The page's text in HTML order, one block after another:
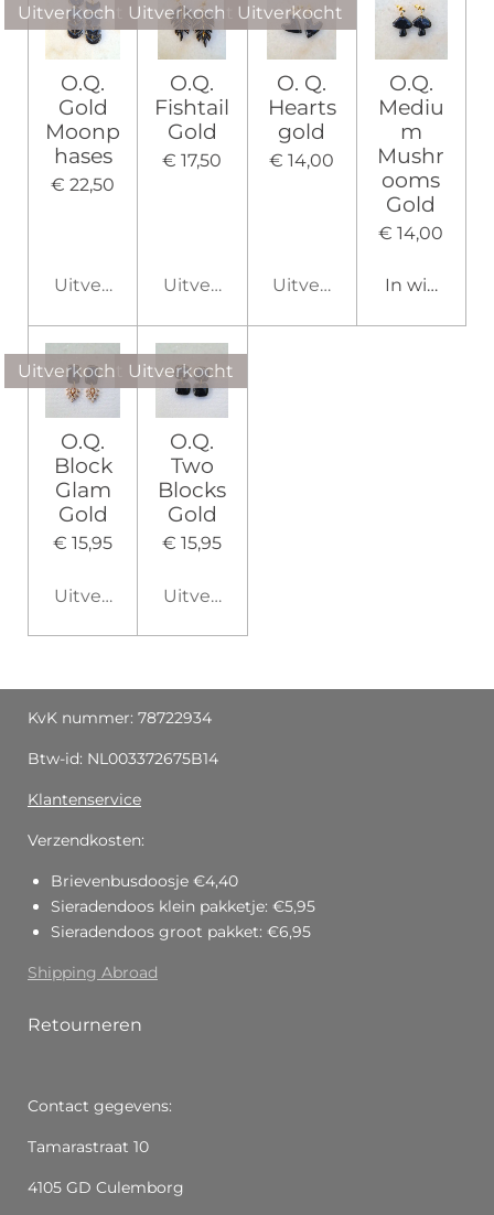
Uitverkocht
O.Q.
Gold
Moonp
hases
€ 22,50
Uitverkocht
Uitverkocht
O.Q.
Fishtail
Gold
€ 17,50
Uitverkocht
Uitverkocht
O. Q.
Hearts
gold
€ 14,00
Uitverkocht
O.Q.
Mediu
m
Mushr
ooms
Gold
€ 14,00
In
Uitverkocht
O.Q.
Block
Glam
Gold
€ 15,95
Uitverkocht
Uitverkocht
O.Q.
Two
Blocks
Gold
€ 15,95
Uitverkocht
KvK nummer: 78722934
Btw-id: NL003372675B14
Klantenservice
Verzendkosten:
Brievenbusdoosje €4,40
Sieradendoos klein pakketje: €5,95
Sieradendoos groot pakket: €6,95
Shipping Abroad
Retourneren
Contact gegevens:
Tamarastraat 10
4105 GD Culemborg